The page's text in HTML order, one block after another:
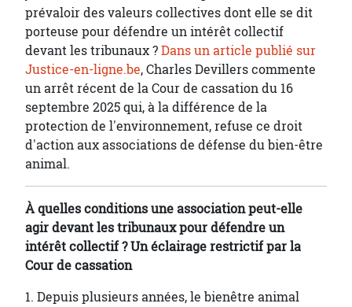
prévaloir des valeurs collectives dont elle se dit
porteuse pour défendre un intérêt collectif
devant les tribunaux ?Dans un article publié sur
Justice-en-ligne.be, Charles Devillers commente
un arrêt récent de la Cour de cassation du 16
septembre 2025 qui, à la différence de la
protection de l'environnement, refuse ce droit
d'action aux associations de défense du bien-être
animal.
À quelles conditions une association peut-elle
agir devant les tribunaux pour défendre un
intérêt collectif ? Un éclairage restrictif par la
Cour de cassation
1. Depuis plusieurs années, le bienêtre animal